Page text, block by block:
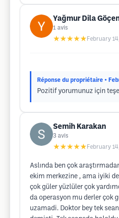
Yağmur Dila
1 avis
★★★★★ February
Réponse du propriétaire •
Pozitif yorumunuz için
Semih Karakan
3 avis
★★★★★ February
Aslında ben çok
ekim merkezine , ama iyiki
çok güler yüzlüler çok
da operasyon mu derler çok
uzamadi. Doktor bey tek